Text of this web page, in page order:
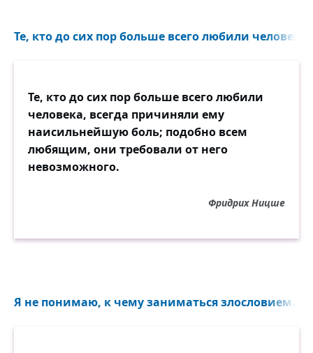
Те, кто до сих пор больше всего любили
Те, кто до сих пор больше всего любили
человека, всегда причиняли ему
наисильнейшую боль; подобно всем
любящим, они требовали от него
невозможного.
Фридрих Ницше
Я не понимаю, к чему заниматься злословием...